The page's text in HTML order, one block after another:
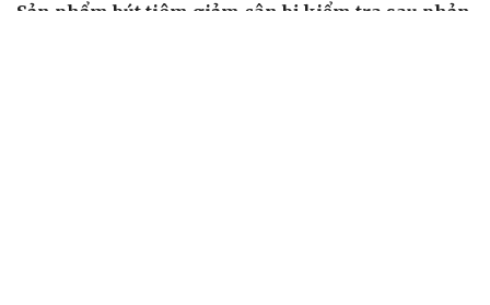
Sản phẩm bút tiêm giảm cân bị kiểm tra sau phản